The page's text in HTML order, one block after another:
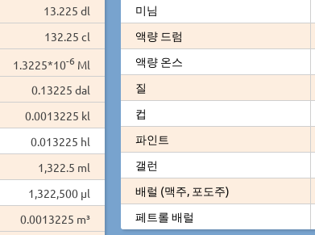
13.225 dl
132.25 cl
1.3225*10-6 Ml
0.13225 dal
0.0013225 kl
0.013225 hl
1,322.5 ml
1,322,500 µl
0.0013225 m³
미님
액량 드럼
액량 온스
질
컵
파인트
갤런
배럴 (맥주, 포도주)
페트롤 배럴